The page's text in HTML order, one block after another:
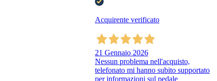
Acquirente verificato
21 Gennaio 2026
Nessun problema nell'acquisto,
telefonato mi hanno subito supportato
per informazioni sul pedale